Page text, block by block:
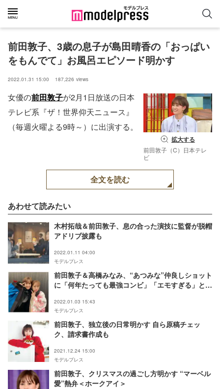
前田敦子、3歳の息子が島田晴香の「おっぱい
をもんでて」お風呂エピソード明かす
2022.01.31 15:00 187,226 views
拡大する
前田敦子（C）日本テレ
ビ
女優の前田敦子が2月1日放送の日本
テレビ系『ザ！世界仰天ニュース』
（毎週火曜よる9時～）に出演する。
全文を読む
あわせて読みたい
木村拓哉＆前田敦子、息の合った演技に監督が脱帽
アドリブ披露も
2022.01.11 04:00
モデルプレス
前田敦子＆高橋みなみ、“あつみな”仲良しショット
に「何年たっても最強コンビ」「エモすぎる」と反
2022.01.03 15:43
モデルプレス
前田敦子、独立後の日常明かす 自ら原稿チェッ
ク、請求書作成も
2021.12.24 15:00
モデルプレス
前田敦子、クリスマスの過ごし方明かす “マーベル
愛”熱弁＜ホークアイ＞